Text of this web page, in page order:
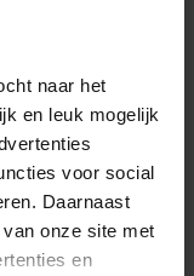
naar het
en leuk mogelijk
voor social
Daarnaast
onze site met
en
€ 1.299,00